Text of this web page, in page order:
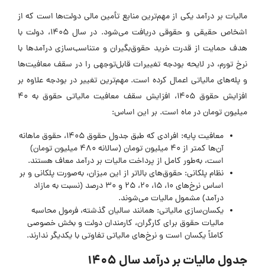
مالیات بر درآمد یکی از مهم‌ترین منابع تأمین مالی دولت‌ها است که از
اشخاص حقیقی و حقوقی دریافت می‌شود. در سال ۱۴۰۵، دولت با
هدف حمایت از قدرت خرید حقوق‌بگیران و متناسب‌سازی درآمدها با
نرخ تورم، در لایحه بودجه تغییرات قابل‌توجهی را در سقف معافیت‌ها
و پله‌های مالیاتی اعمال کرده است. مهم‌ترین تغییر در بودجه علاوه بر
افزایش حقوق 1405، افزایش سقف معافیت مالیاتی حقوق به ۴۰
میلیون تومان در ماه است. بر این اساس:
معافیت پایه: افرادی که طبق جدول حقوق ۱۴۰۵، حقوق ماهانه
آن‌ها کمتر از ۴۰ میلیون تومان (سالانه ۴۸۰ میلیون تومان)
است، به‌طور کامل از پرداخت مالیات بر درآمد معاف هستند.
نظام پلکانی: حقوق‌های بالاتر از این میزان، به‌صورت پلکانی و بر
اساس نرخ‌های ۱۰، ۱۵، ۲۰، ۲۵ و ۳۰ درصد (نسبت به مازاد
درآمد) مشمول مالیات می‌شوند.
یکسان‌سازی مالیاتی: همانند سالیان گذشته، فرمول محاسبه
مالیات حقوق برای کارگران، کارمندان دولت و بخش خصوصی
کاملاً یکسان است و نرخ‌های مالیاتی تفاوتی با یکدیگر ندارند.
جدول مالیات بر درآمد سال ۱۴۰۵